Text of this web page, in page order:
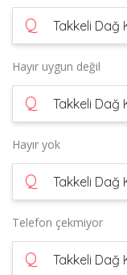
Q Takkeli Dağ
Hayır uygun değil
Q Takkeli Dağ
Hayır yok
Q Takkeli Dağ
Telefon çekmiyor
Q Takkeli Dağ